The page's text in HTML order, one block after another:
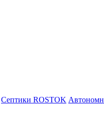
Септики ROSTOK